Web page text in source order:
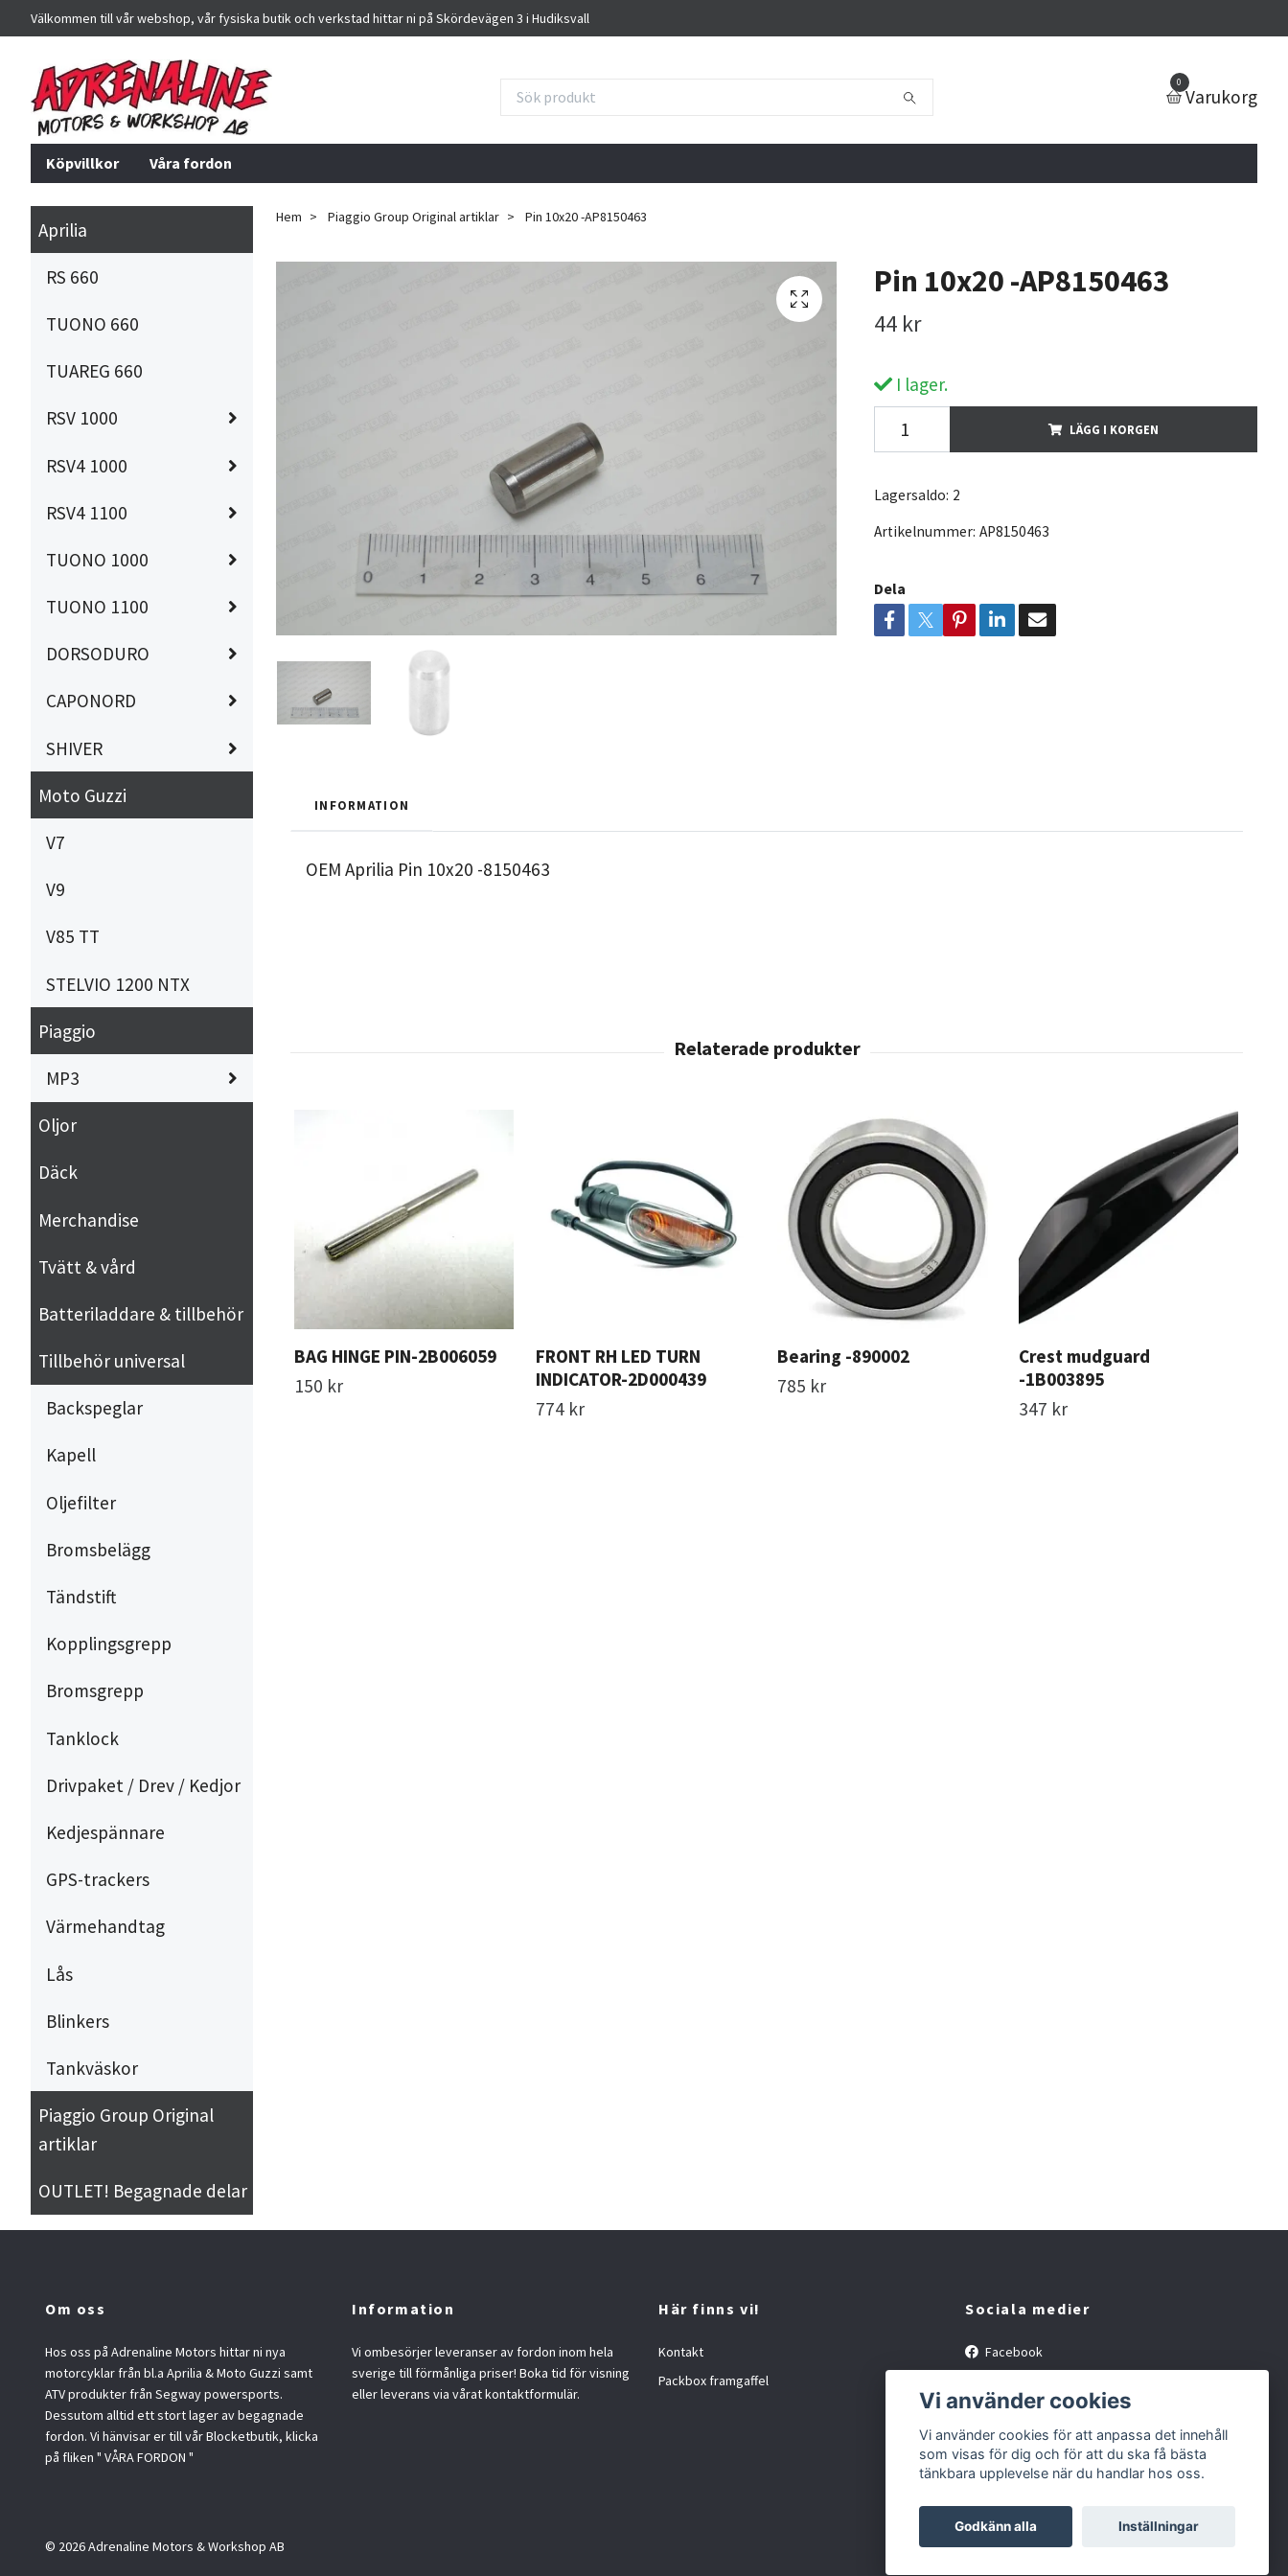
Välkommen till vår webshop, vår fysiska butik och verkstad hittar ni på Skördevägen 3 i Hudiksvall
0
Varukorg
Köpvillkor Våra fordon
Aprilia
RS 660
TUONO 660
TUAREG 660
RSV 1000
RSV4 1000
RSV4 1100
TUONO 1000
TUONO 1100
DORSODURO
CAPONORD
SHIVER
Moto Guzzi
V7
V9
V85 TT
STELVIO 1200 NTX
Piaggio
MP3
Oljor
Däck
Merchandise
Tvätt & vård
Batteriladdare & tillbehör
Tillbehör universal
Backspeglar
Kapell
Oljefilter
Bromsbelägg
Tändstift
Kopplingsgrepp
Bromsgrepp
Tanklock
Drivpaket / Drev / Kedjor
Kedjespännare
GPS-trackers
Värmehandtag
Lås
Blinkers
Tankväskor
Piaggio Group Original
artiklar
OUTLET! Begagnade delar
Hem Piaggio Group Original artiklar Pin 10x20 -AP8150463
Pin 10x20 -AP8150463
44 kr
I lager.
LÄGG I KORGEN
Lagersaldo: 2
Artikelnummer: AP8150463
Dela
INFORMATION
OEM Aprilia Pin 10x20 -8150463
BAG HINGE PIN-2B006059
150 kr
FRONT RH LED TURN
INDICATOR-2D000439
774 kr
Bearing -890002
785 kr
Crest mudguard
-1B003895
347 kr
Om oss
Hos oss på Adrenaline Motors hittar ni nya
motorcyklar från bl.a Aprilia & Moto Guzzi samt
ATV produkter från Segway powersports.
Dessutom alltid ett stort lager av begagnade
fordon. Vi hänvisar er till vår Blocketbutik, klicka
på fliken " VÅRA FORDON "
Information
Vi ombesörjer leveranser av fordon inom hela
sverige till förmånliga priser! Boka tid för visning
eller leverans via vårat kontaktformulär.
Här finns vi!
Kontakt
Packbox framgaffel
Sociala medier
Facebook
© 2026 Adrenaline Motors & Workshop AB
Vi använder cookies
Vi använder cookies för att anpassa det innehåll
som visas för dig och för att du ska få bästa
tänkbara upplevelse när du handlar hos oss.
Godkänn alla Inställningar